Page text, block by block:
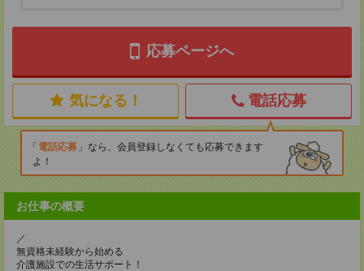
応募ページへ
気になる！ 電話応募
電話応募
なら、会員登録しなくても応募できます
よ！
お仕事の概要
／
無資格未経験から始める
介護施設での生活サポート！